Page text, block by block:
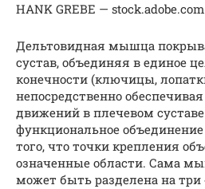
HANK GREBE — stock.adobe.com
Дельтовидная мышца
сустав, объединяя в единое
конечности (ключицы,
непосредственно
движений в плечевом
функциональное
того, что точки крепления
означенные области. Сама
может быть разделена на три